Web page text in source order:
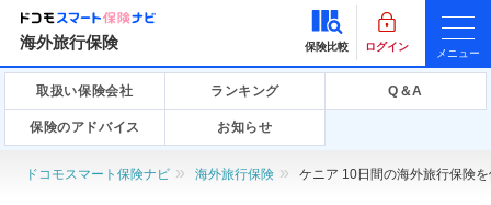
海外旅行保険 保険比較 ログイン
メニュー
取扱い保険会社 ランキング Q＆A
保険のアドバイス お知らせ
ドコモスマート保険ナビ 海外旅行保険 ケニア 10日間の海外旅行保険